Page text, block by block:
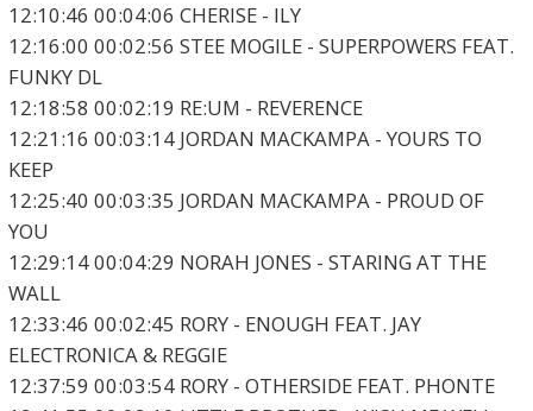
12:10:46 00:04:06 CHERISE - ILY
12:16:00 00:02:56 STEE MOGILE - SUPERPOWERS FEAT.
FUNKY DL
12:18:58 00:02:19 RE:UM - REVERENCE
12:21:16 00:03:14 JORDAN MACKAMPA - YOURS TO
KEEP
12:25:40 00:03:35 JORDAN MACKAMPA - PROUD OF
YOU
12:29:14 00:04:29 NORAH JONES - STARING AT THE
WALL
12:33:46 00:02:45 RORY - ENOUGH FEAT. JAY
ELECTRONICA & REGGIE
12:37:59 00:03:54 RORY - OTHERSIDE FEAT. PHONTE